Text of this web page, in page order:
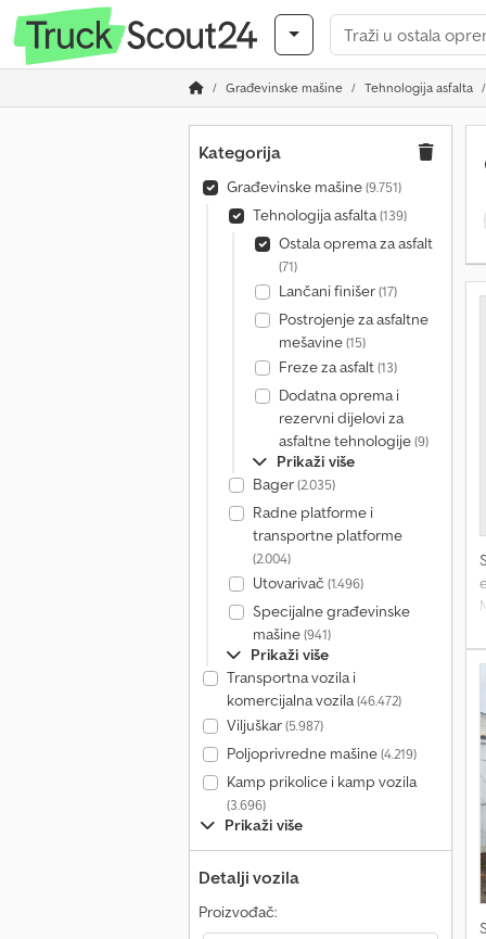
Građevinske mašine Tehnologija asfalta
Kategorija
Građevinske mašine(9.751)
Tehnologija asfalta(139)
Ostala oprema za asfalt
(71)
Lančani finišer(17)
Postrojenje za asfaltne
mešavine(15)
Freze za asfalt(13)
Dodatna oprema i
rezervni dijelovi za
asfaltne tehnologije(9)
Prikaži više
Bager(2.035)
Radne platforme i
transportne platforme
(2.004)
Utovarivač (1.496)
Specijalne građevinske
mašine(941)
Prikaži više
Transportna vozila i
komercijalna vozila(46.472)
Viljuškar(5.987)
Poljoprivredne mašine(4.219)
Kamp prikolice i kamp vozila
(3.696)
Prikaži više
Detalji vozila
Proizvođač: